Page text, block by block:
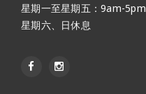
星期一至星期五：9am-5pm
星期六、日休息